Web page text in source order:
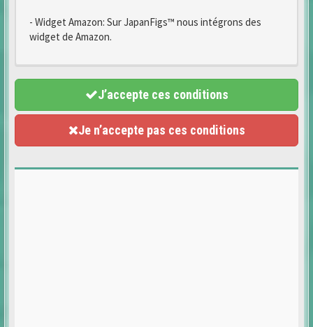
- Widget Amazon: Sur JapanFigs™ nous intégrons des
widget de Amazon.
J’accepte ces conditions
Je n’accepte pas ces conditions